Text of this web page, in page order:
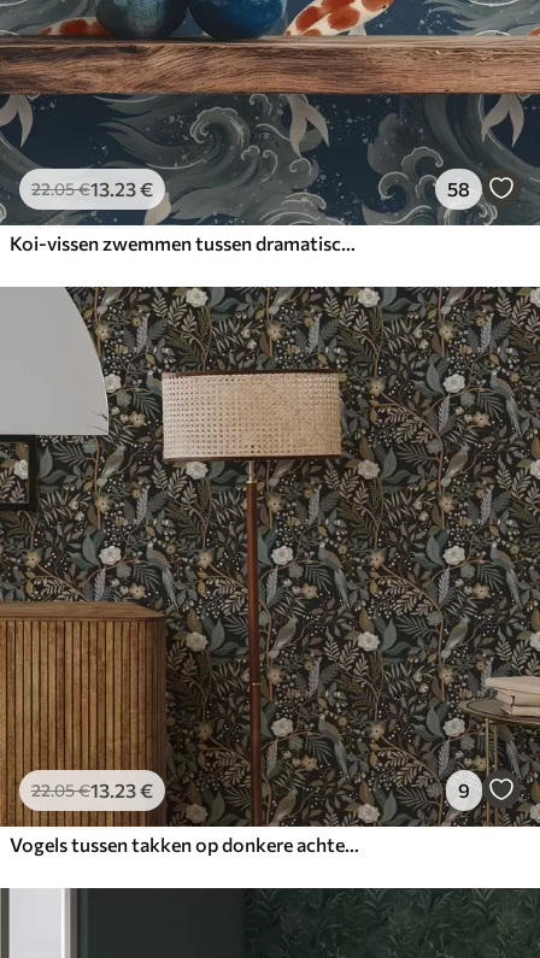
22.05€13.23€ 58
Koi-vissen zwemmen tussen dramatische oceaangolven
22.05€13.23€ 9
Vogels tussen takken op donkere achtergrond